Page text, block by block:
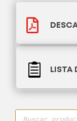

 LISTA
Búsqueda